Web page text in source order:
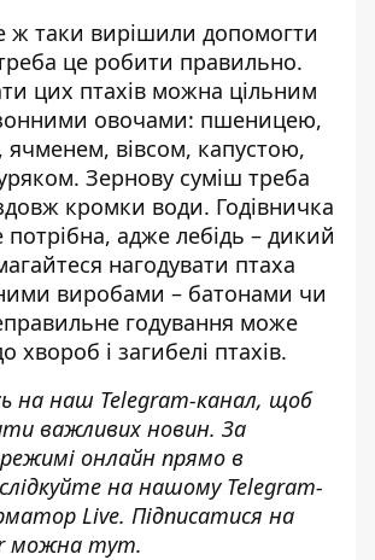
ж таки вирішили допомогти
це робити правильно.
цих птахів можна цільним
овочами: пшеницею,
ячменем, вівсом, капустою,
Зернову суміш треба
кромки води. Годівничка
адже лебідь – дикий
нагодувати птаха
виробами – батонами чи
годування може
хвороб і загибелі птахів.
на наш Telegram-канал, щоб
важливих новин. За
онлайн прямо в
на нашому Telegram-
Live. Підписатися на
можна тут.